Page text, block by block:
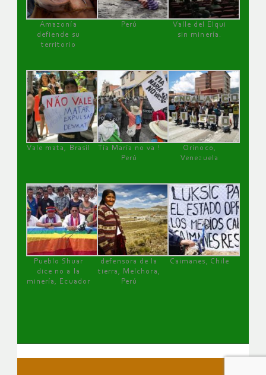
Amazonía
defiende su
territorio
Perú
Valle del Elqui
sin minería.
Vale mata, Brasil
Tía María no va !
Perú
Orinoco,
Venezuela
Pueblo Shuar
dice no a la
minería, Ecuador
defensora de la
tierra, Melchora,
Perú
Caimanes, Chile